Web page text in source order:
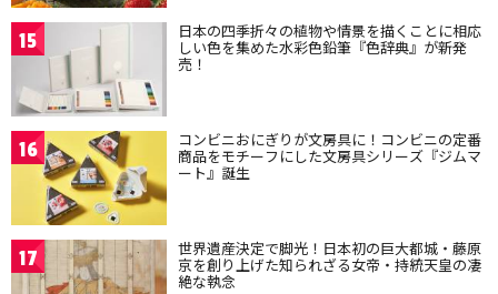
15 日本の四季折々の植物や情景を描くことに相応
しい色を集めた水彩色鉛筆『色辞典』が新発
売！
16 コンビニおにぎりが文房具に！コンビニの定番
商品をモチーフにした文房具シリーズ『ジムマ
ート』誕生
17 世界遺産決定で脚光！日本初の巨大都城・藤原
京を創り上げた知られざる女帝・持統天皇の凄
絶な執念